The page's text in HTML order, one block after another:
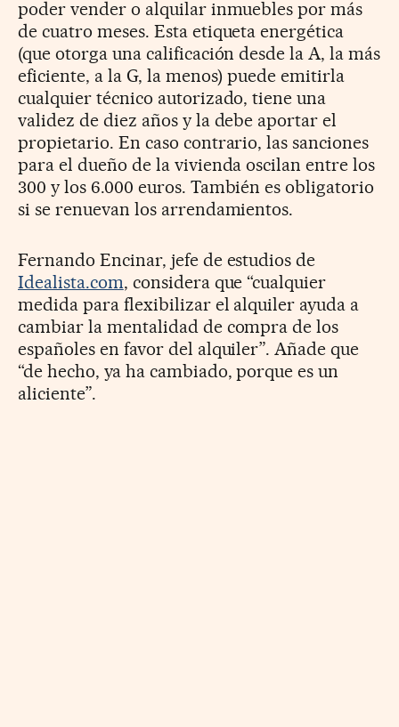
poder vender o alquilar inmuebles por más
de cuatro meses. Esta etiqueta energética
(que otorga una calificación desde la A, la más
eficiente, a la G, la menos) puede emitirla
cualquier técnico autorizado, tiene una
validez de diez años y la debe aportar el
propietario. En caso contrario, las sanciones
para el dueño de la vivienda oscilan entre los
300 y los 6.000 euros. También es obligatorio
si se renuevan los arrendamientos.
Fernando Encinar, jefe de estudios de
Idealista.com, considera que “cualquier
medida para flexibilizar el alquiler ayuda a
cambiar la mentalidad de compra de los
españoles en favor del alquiler”. Añade que
“de hecho, ya ha cambiado, porque es un
aliciente”.